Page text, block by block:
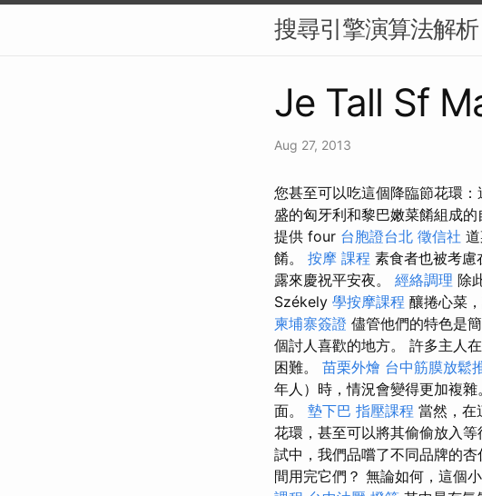
搜尋引擎演算法解
Je Tall Sf
Aug 27, 2013
您甚至可以吃這個降臨節花環
盛的匈牙利和黎巴嫩菜餚組成
提供 four 台胞證台北 徵信社
餚。 按摩 課程 素食者也被考慮
露來慶祝平安夜。 經絡調理 除
Székely 學按摩課程 釀捲心菜
柬埔寨簽證 儘管他們的特色是
個討人喜歡的地方。 許多主人
困難。 苗栗外燴 台中筋膜放鬆
年人）時，情況會變得更加複雜
面。 墊下巴 指壓課程 當然，在
花環，甚至可以將其偷偷放入等
試中，我們品嚐了不同品牌的杏
間用完它們？ 無論如何，這個